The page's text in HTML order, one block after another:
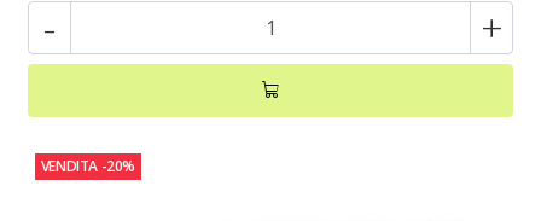
- +
VENDITA -20%